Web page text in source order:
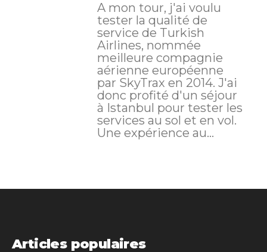
A mon tour, j'ai voulu
tester la qualité de
service de Turkish
Airlines, nommée
meilleure compagnie
aérienne européenne
par SkyTrax en 2014. J'ai
donc profité d'un séjour
à Istanbul pour tester les
services au sol et en vol.
Une expérience au...
Articles populaires